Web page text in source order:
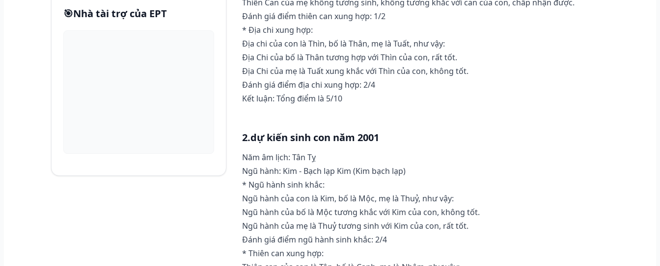
🎯Nhà tài trợ của EPT
Thiên Can của mẹ không tương sinh, không tương khắc với can của con, chấp nhận được.
Đánh giá điểm thiên can xung hợp: 1/2
* Địa chi xung hợp:
Địa chi của con là Thìn, bố là Thân, mẹ là Tuất, như vậy:
Địa Chi của bố là Thân tương hợp với Thìn của con, rất tốt.
Địa Chi của mẹ là Tuất xung khắc với Thìn của con, không tốt.
Đánh giá điểm địa chi xung hợp: 2/4
Kết luận: Tổng điểm là 5/10
2.dự kiến sinh con năm 2001
Năm âm lịch: Tân Tỵ
Ngũ hành: Kim - Bạch lạp Kim (Kim bạch lạp)
* Ngũ hành sinh khắc:
Ngũ hành của con là Kim, bố là Mộc, mẹ là Thuỷ, như vậy:
Ngũ hành của bố là Mộc tương khắc với Kim của con, không tốt.
Ngũ hành của mẹ là Thuỷ tương sinh với Kim của con, rất tốt.
Đánh giá điểm ngũ hành sinh khắc: 2/4
* Thiên can xung hợp: